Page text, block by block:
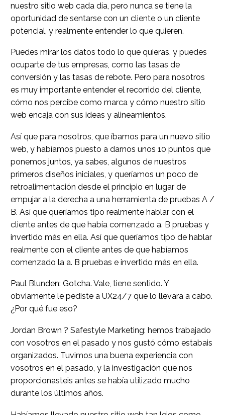
nuestro sitio web cada día, pero nunca se tiene la
oportunidad de sentarse con un cliente o un cliente
potencial, y realmente entender lo que quieren.
Puedes mirar los datos todo lo que quieras, y puedes
ocuparte de tus empresas, como las tasas de
conversión y las tasas de rebote. Pero para nosotros
es muy importante entender el recorrido del cliente,
cómo nos percibe como marca y cómo nuestro sitio
web encaja con sus ideas y alineamientos.
Así que para nosotros, que íbamos para un nuevo sitio
web, y habíamos puesto a darnos unos 10 puntos que
ponemos juntos, ya sabes, algunos de nuestros
primeros diseños iniciales, y queríamos un poco de
retroalimentación desde el principio en lugar de
empujar a la derecha a una herramienta de pruebas A /
B. Así que queríamos tipo realmente hablar con el
cliente antes de que había comenzado a. B pruebas y
invertido más en ella. Así que queríamos tipo de hablar
realmente con el cliente antes de que habíamos
comenzado la a. B pruebas e invertido más en ella.
Paul Blunden: Gotcha. Vale, tiene sentido. Y
obviamente le pediste a UX24/7 que lo llevara a cabo.
¿Por qué fue eso?
Jordan Brown ? Safestyle Marketing: hemos trabajado
con vosotros en el pasado y nos gustó cómo estabais
organizados. Tuvimos una buena experiencia con
vosotros en el pasado, y la investigación que nos
proporcionasteis antes se había utilizado mucho
durante los últimos años.